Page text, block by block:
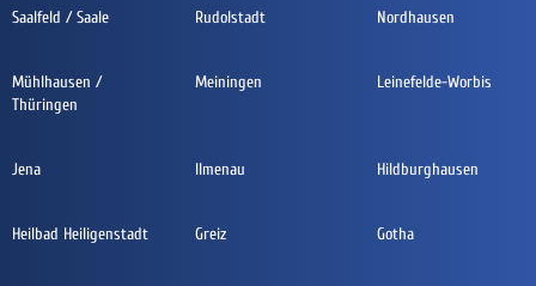
Saalfeld / Saale Rudolstadt Nordhausen
Mühlhausen /
Thüringen
Meiningen Leinefelde-Worbis
Jena Ilmenau Hildburghausen
Heilbad Heiligenstadt Greiz Gotha